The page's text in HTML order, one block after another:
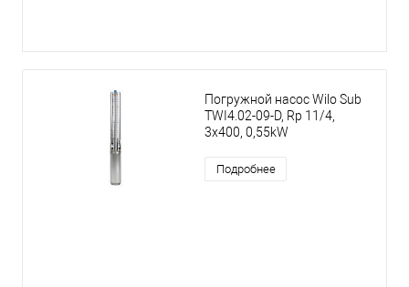
Погружной насос Wilo Sub
TWI4.02-09-D, Rp 11/4,
3x400, 0,55kW
Подробнее